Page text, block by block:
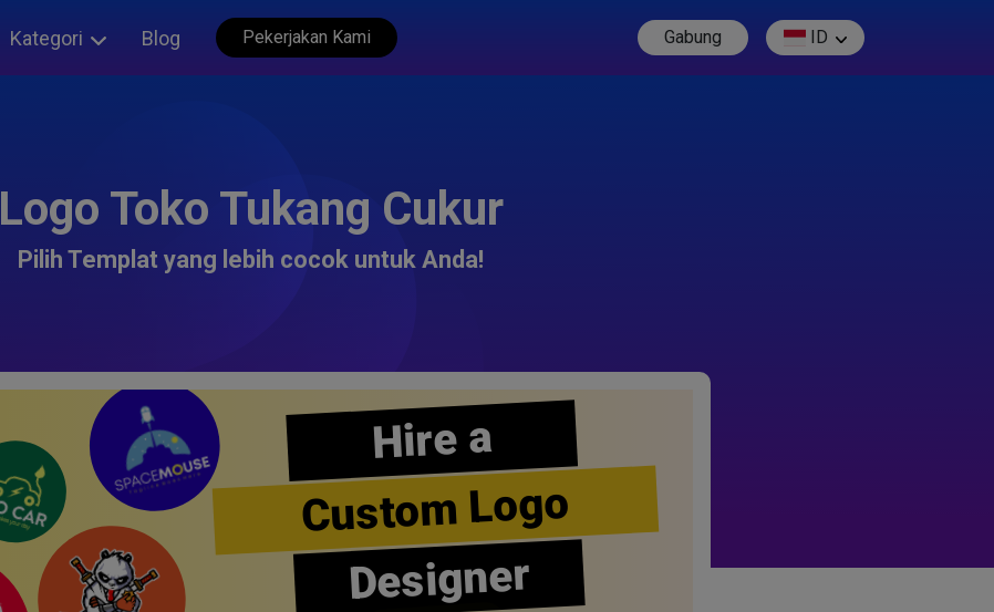
Kategori Blog Pekerjakan Kami Gabung ID
Logo Toko Tukang Cukur
Pilih Templat yang lebih cocok untuk Anda!
Hire a
Custom Logo
Designer